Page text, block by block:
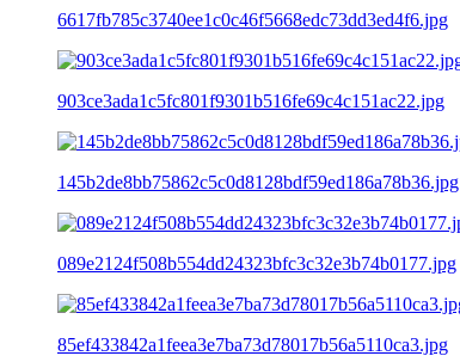
6617fb785c3740ee1c0c46f5668edc73dd3ed4f6.jpg
903ce3ada1c5fc801f9301b516fe69c4c151ac22.jpg
145b2de8bb75862c5c0d8128bdf59ed186a78b36.jpg
089e2124f508b554dd24323bfc3c32e3b74b0177.jpg
85ef433842a1feea3e7ba73d78017b56a5110ca3.jpg